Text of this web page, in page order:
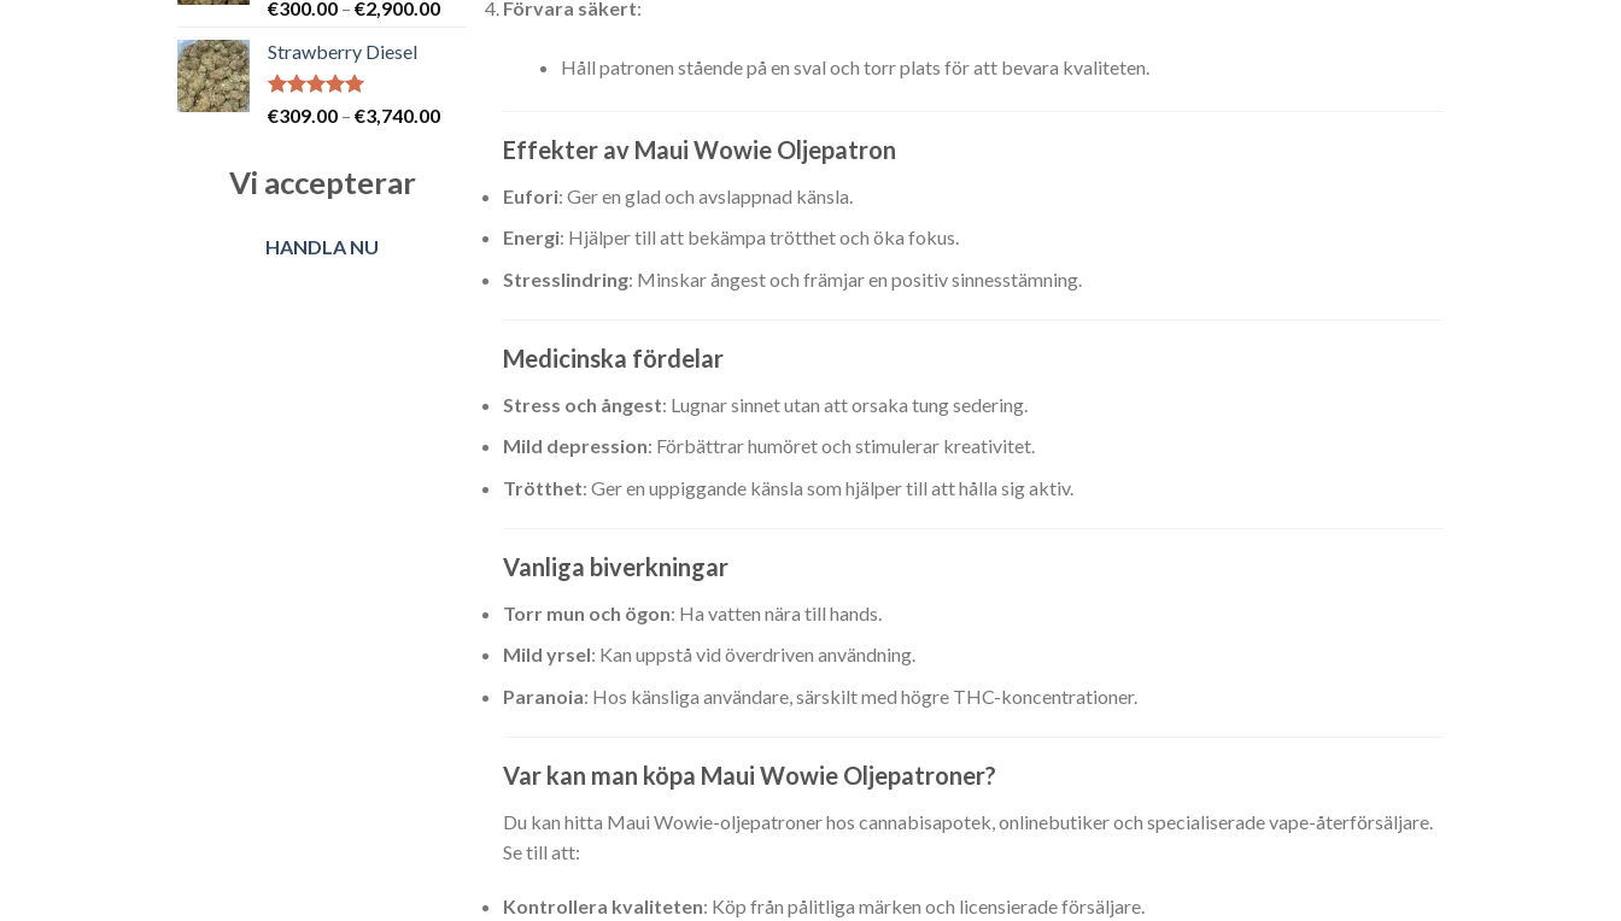
Betygsatt
€300.00 – €2,900.00Prisintervall:
Strawberry Diesel
Betygsatt
€309.00 – €3,740.00Prisintervall:
€309.00
€3,740.00
Vi accepterar
HANDLA NU
Förvara säkert:
Håll patronen stående på en sval och torr plats för att bevara kvaliteten.
Effekter av Maui Wowie Oljepatron
Eufori: Ger en glad och avslappnad känsla.
Energi: Hjälper till att bekämpa trötthet och öka fokus.
Stresslindring: Minskar ångest och främjar en positiv sinnesstämning.
Medicinska fördelar
Stress och ångest: Lugnar sinnet utan att orsaka tung sedering.
Mild depression: Förbättrar humöret och stimulerar kreativitet.
Trötthet: Ger en uppiggande känsla som hjälper till att hålla sig aktiv.
Vanliga biverkningar
Torr mun och ögon: Ha vatten nära till hands.
Mild yrsel: Kan uppstå vid överdriven användning.
Paranoia: Hos känsliga användare, särskilt med högre THC-koncentrationer.
Var kan man köpa Maui Wowie Oljepatroner?
Du kan hitta Maui Wowie-oljepatroner hos cannabisapotek, onlinebutiker och specialiserade vape-återförsäljare.
Se till att:
Kontrollera kvaliteten: Köp från pålitliga märken och licensierade försäljare.